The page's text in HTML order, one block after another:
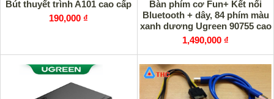
Bút thuyết trình A101 cao cấp
190,000 ₫
Bàn phím cơ Fun+ Kết nối
Bluetooth + dây, 84 phím màu
xanh dương Ugreen 90755 cao
cấp (Brown switch)
1,490,000 ₫